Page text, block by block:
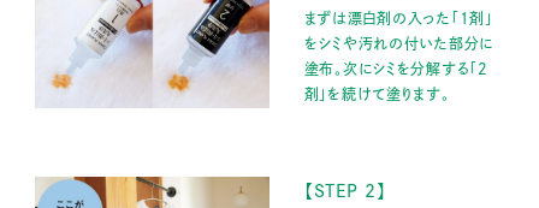
まずは漂白剤の入った「1剤」
をシミや汚れの付いた部分に
塗布。次にシミを分解する「2
剤」を続けて塗ります。
【STEP 2】